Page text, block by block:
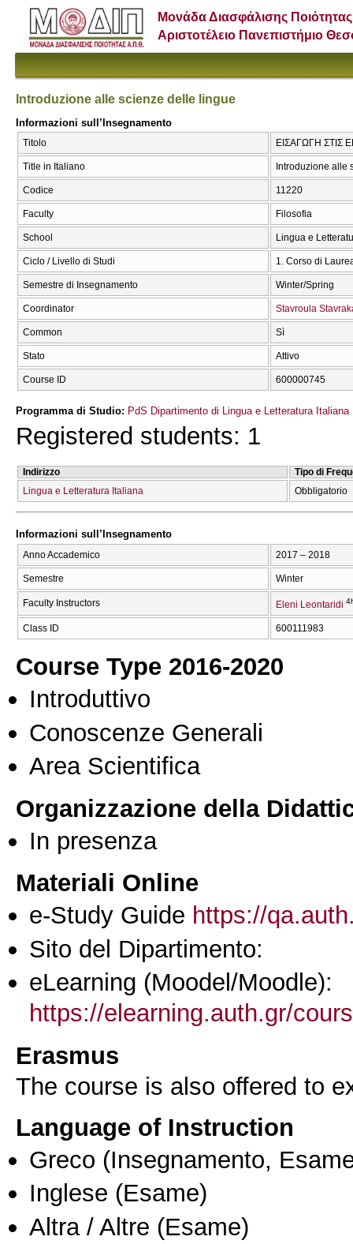
Μονάδα Διασφάλισης Ποιότητας
Αριστοτέλειο Πανεπιστήμιο
Introduzione alle scienze delle lingue
Informazioni sull’Insegnamento
Titolo ΕΙΣΑΓΩΓΗ ΣΤΙΣ
Title in Italiano Introduzione alle
Codice 11220
Faculty Filosofia
School Lingua e
Ciclo / Livello di Studi 1. Corso di
Semestre di Insegnamento Winter/Spring
Coordinator Stavroula
Common Sì
Stato Attivo
Course ID 600000745
Programma di Studio: PdS Dipartimento di Lingua e Letteratura Italiana
Registered students: 1
Indirizzo
Tipo di
Lingua e Letteratura Italiana
Obbligatorio
Informazioni sull’Insegnamento
Anno Accademico 2017 – 2018
Semestre Winter
Faculty Instructors Eleni Leontaridi
Class ID 600111983
Course Type 2016-2020
Introduttivo
Conoscenze Generali
Area Scientifica
Organizzazione della
In presenza
Materiali Online
e-Study Guide https://
Sito del Dipartimento:
eLearning (Moodel/Moodle):
https://elearning.auth.gr/
Erasmus
The course is also offered to
Language of Instruction
Greco (Insegnamento,
Inglese (Esame)
Altra / Altre (Esame)